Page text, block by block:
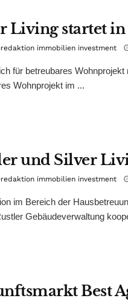
Living startet
immobilien investment
für betreubares
Wohnprojekt im ...
und Silver
immobilien investment
im Bereich der
Gebäudeverwaltung
Best